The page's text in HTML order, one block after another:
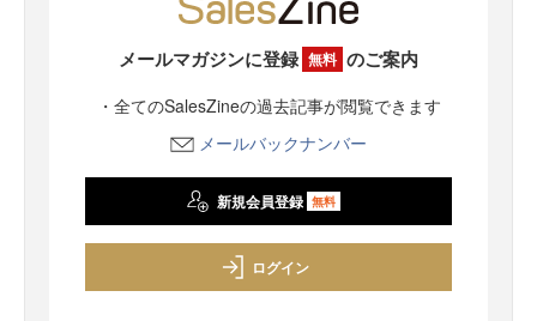
メールマガジンに登録 無料 のご案内
・全てのSalesZineの過去記事が閲覧できます
メールバックナンバー
新規会員登録 無料
ログイン